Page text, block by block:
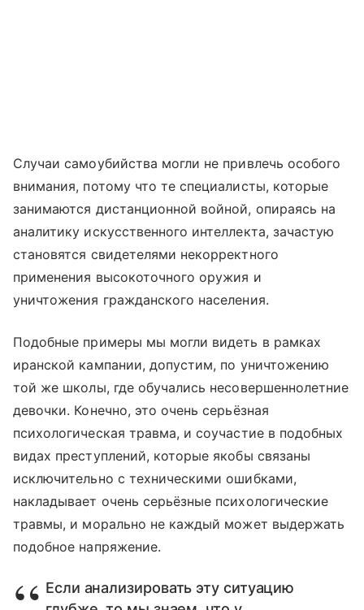
Случаи самоубийства могли не привлечь особого
внимания, потому что те специалисты, которые
занимаются дистанционной войной, опираясь на
аналитику искусственного интеллекта, зачастую
становятся свидетелями некорректного
применения высокоточного оружия и
уничтожения гражданского населения.
Подобные примеры мы могли видеть в рамках
иранской кампании, допустим, по уничтожению
той же школы, где обучались несовершеннолетние
девочки. Конечно, это очень серьёзная
психологическая травма, и соучастие в подобных
видах преступлений, которые якобы связаны
исключительно с техническими ошибками,
накладывает очень серьёзные психологические
травмы, и морально не каждый может выдержать
подобное напряжение.
Если анализировать эту ситуацию